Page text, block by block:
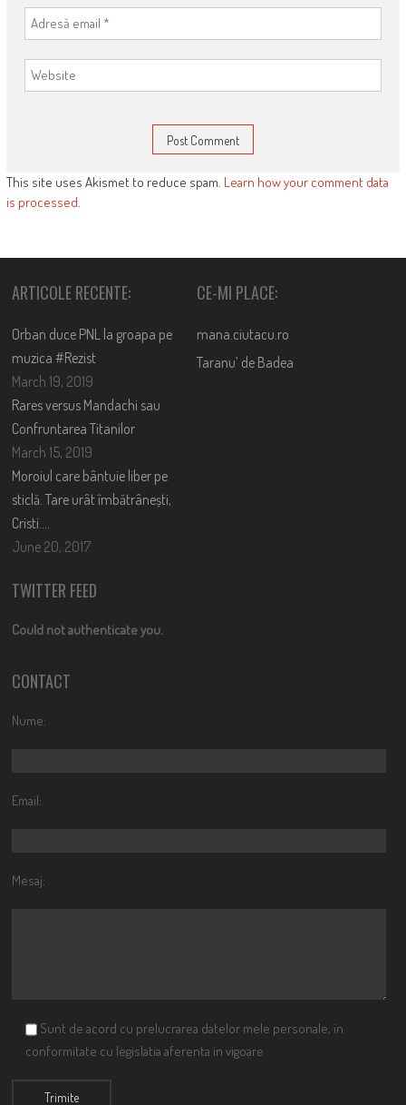
This site uses Akismet to reduce spam. Learn how your comment data
is processed.
ARTICOLE RECENTE:
Orban duce PNL la groapa pe
muzica #Rezist
March 19, 2019
Rares versus Mandachi sau
Confruntarea Titanilor
March 15, 2019
Moroiul care bântuie liber pe
sticlă. Tare urât îmbătrânești,
Cristi….
June 20, 2017
CE-MI PLACE:
mana.ciutacu.ro
Taranu’ de Badea
TWITTER FEED
Could not authenticate you.
CONTACT
Nume:
Email:
Mesaj:
Sunt de acord cu prelucrarea datelor mele personale, in
conformitate cu legislatia aferenta in vigoare